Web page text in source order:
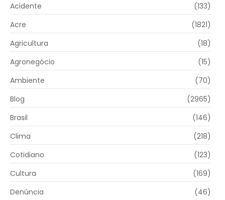
Acidente
(133)
Acre
(1821)
Agricultura
(18)
Agronegócio
(15)
Ambiente
(70)
Blog
(2965)
Brasil
(146)
Clima
(218)
Cotidiano
(123)
Cultura
(169)
Denúncia
(46)